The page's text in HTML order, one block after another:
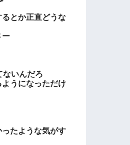
とか正直どうな
ー
ないんだろ
うになっただけ
たような気がす